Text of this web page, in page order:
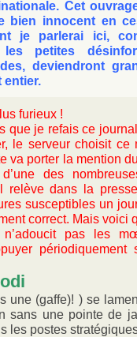
Cet
bien innocent en
je parlerai ici,
les petites
deviendront
entier.
furieux !
que je refais ce
le serveur choisit ce
va porter la mention
des
relève dans la
susceptibles un
correct. Mais voici
n’adoucit pas les
une (gaffe)! ) se
sans une pointe de
les postes